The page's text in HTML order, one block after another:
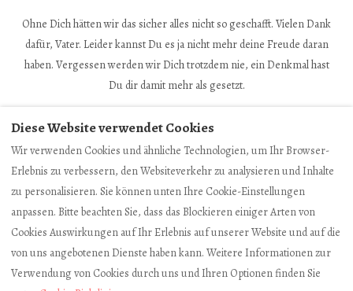
Ohne Dich hätten wir das sicher alles nicht so geschafft. Vielen Dank
dafür, Vater. Leider kannst Du es ja nicht mehr deine Freude daran
haben. Vergessen werden wir Dich trotzdem nie, ein Denkmal hast
Du dir damit mehr als gesetzt.
Impressum
Buchungsbedingungen
Datenschutzerklärung
Diese Website verwendet Cookies
Wir verwenden Cookies und ähnliche Technologien, um Ihr Browser-
Erlebnis zu verbessern, den Websiteverkehr zu analysieren und Inhalte
zu personalisieren. Sie können unten Ihre Cookie-Einstellungen
anpassen. Bitte beachten Sie, dass das Blockieren einiger Arten von
Cookies Auswirkungen auf Ihr Erlebnis auf unserer Website und auf die
von uns angebotenen Dienste haben kann. Weitere Informationen zur
Verwendung von Cookies durch uns und Ihren Optionen finden Sie